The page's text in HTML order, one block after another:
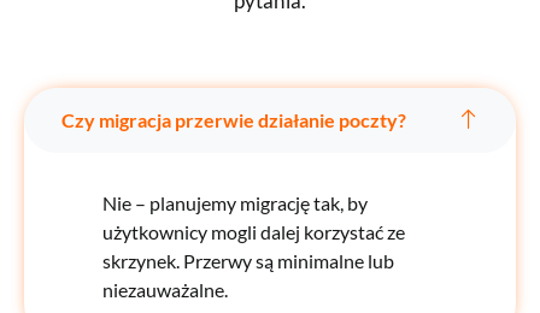
Czy migracja przerwie działanie poczty?
Nie – planujemy migrację tak, by
użytkownicy mogli dalej korzystać ze
skrzynek. Przerwy są minimalne lub
niezauważalne.